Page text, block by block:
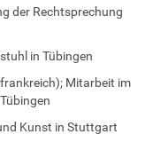
der Rechtsprechung
in Tübingen
Mitarbeit im
Kunst in Stuttgart